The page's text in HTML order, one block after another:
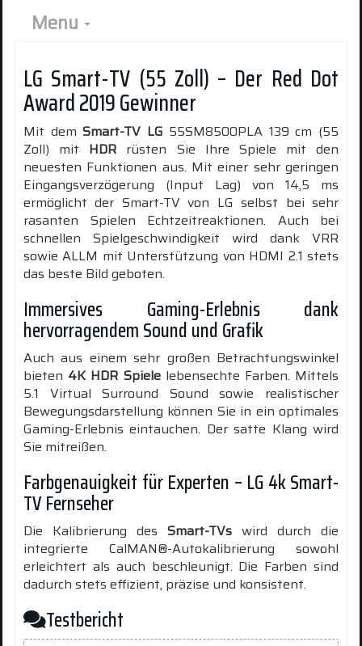
Menu
LG Smart-TV (55 Zoll) – Der Red Dot
Award 2019 Gewinner
Mit demSmart-TV LG 55SM8500PLA 139 cm (55
Zoll) mit HDR rüsten Sie Ihre Spiele mit den
neuesten Funktionen aus. Mit einer sehr geringen
Eingangsverzögerung (Input Lag) von 14,5 ms
ermöglicht der Smart-TV von LG selbst bei sehr
rasanten Spielen Echtzeitreaktionen. Auch bei
schnellen Spielgeschwindigkeit wird dank VRR
sowie ALLM mit Unterstützung von HDMI 2.1 stets
das beste Bild geboten.
Immersives Gaming-Erlebnis dank
hervorragendem Sound und Grafik
Auch aus einem sehr großen Betrachtungswinkel
bieten 4K HDR Spielelebensechte Farben. Mittels
5.1 Virtual Surround Sound sowie realistischer
Bewegungsdarstellung können Sie in ein optimales
Gaming-Erlebnis eintauchen. Der satte Klang wird
Sie mitreißen.
Farbgenauigkeit für Experten – LG 4k Smart-
TV Fernseher
Die Kalibrierung des Smart-TVs wird durch die
integrierte CalMAN®-Autokalibrierung sowohl
erleichtert als auch beschleunigt. Die Farben sind
dadurch stets effizient, präzise und konsistent.
Testbericht